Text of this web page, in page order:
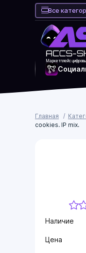
Все
Маркетплейс
Главная
cookies. IP mix.
Наличие
Цена